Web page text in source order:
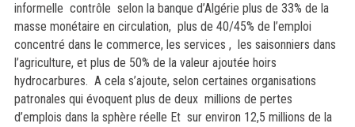
informelle contrôle selon la banque d’Algérie plus de 33% de la
masse monétaire en circulation, plus de 40/45% de l’emploi
concentré dans le commerce, les services , les saisonniers dans
l’agriculture, et plus de 50% de la valeur ajoutée hoirs
hydrocarbures. A cela s’ajoute, selon certaines organisations
patronales qui évoquent plus de deux millions de pertes
d’emplois dans la sphère réelle Et sur environ 12,5 millions de la